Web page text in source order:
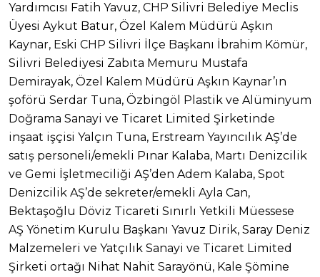
Yardımcısı Fatih Yavuz, CHP Silivri Belediye Meclis
Üyesi Aykut Batur, Özel Kalem Müdürü Aşkın
Kaynar, Eski CHP Silivri İlçe Başkanı İbrahim Kömür,
Silivri Belediyesi Zabıta Memuru Mustafa
Demirayak, Özel Kalem Müdürü Aşkın Kaynar’ın
şoförü Serdar Tuna, Özbingöl Plastik ve Alüminyum
Doğrama Sanayi ve Ticaret Limited Şirketinde
inşaat işçisi Yalçın Tuna, Erstream Yayıncılık AŞ’de
satış personeli/emekli Pınar Kalaba, Martı Denizcilik
ve Gemi İşletmeciliği AŞ’den Adem Kalaba, Spot
Denizcilik AŞ’de sekreter/emekli Ayla Can,
Bektaşoğlu Döviz Ticareti Sınırlı Yetkili Müessese
AŞ Yönetim Kurulu Başkanı Yavuz Dirik, Saray Deniz
Malzemeleri ve Yatçılık Sanayi ve Ticaret Limited
Şirketi ortağı Nihat Nahit Sarayönü, Kale Şömine